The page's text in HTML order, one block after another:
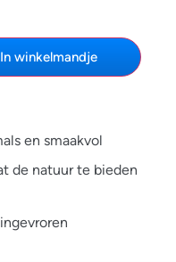
In winkelmandje
en smaakvol
de natuur te bieden